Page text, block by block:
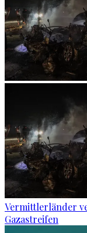
Vermittlerländer
Gazastreifen